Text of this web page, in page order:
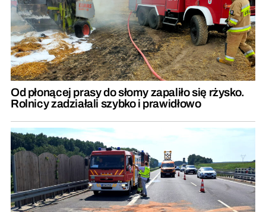
Od płonącej prasy do słomy zapaliło się rżysko.
Rolnicy zadziałali szybko i prawidłowo